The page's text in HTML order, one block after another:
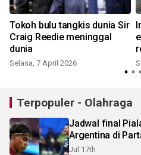
Tokoh bulu tangkis dunia Sir
Craig Reedie meninggal
dunia
Selasa, 7 April 2026
Terpopuler - Olahraga
Jadwal final
Argentina di
Jul 17th